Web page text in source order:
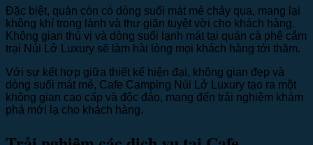
Đặc biệt, quán còn có dòng suối mát mẻ chảy qua, mang lại
không khí trong lành và thư giãn tuyệt vời cho khách hàng.
Không gian thú vị và dòng suối lạnh mát tại quán cà phê cắm
trại Núi Lở Luxury sẽ làm hài lòng mọi khách hàng tới thăm.
Với sự kết hợp giữa thiết kế hiện đại, không gian đẹp và
dòng suối mát mẻ, Cafe Camping Núi Lở Luxury tạo ra một
không gian cao cấp và độc đáo, mang đến trải nghiệm khám
phá mới lạ cho khách hàng.